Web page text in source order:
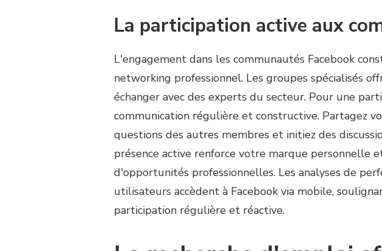
La participation active aux
L'engagement dans les communautés Facebook
networking professionnel. Les groupes spécialisés
échanger avec des experts du secteur. Pour une
communication régulière et constructive. Partagez
questions des autres membres et initiez des
présence active renforce votre marque personnelle
d'opportunités professionnelles. Les analyses de
utilisateurs accèdent à Facebook via mobile,
participation régulière et réactive.